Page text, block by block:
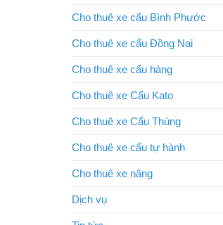
Cho thuê xe cẩu Bình Phước
Cho thuê xe cẩu Đồng Nai
Cho thuê xe cẩu hàng
Cho thuê xe Cẩu Kato
Cho thuê xe Cẩu Thùng
Cho thuê xe cẩu tự hành
Cho thuê xe nâng
Dịch vụ